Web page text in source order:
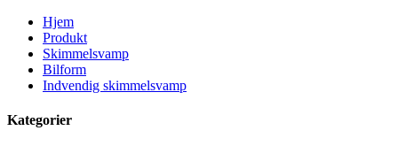
Hjem
Produkt
Skimmelsvamp
Bilform
Indvendig skimmelsvamp
Kategorier